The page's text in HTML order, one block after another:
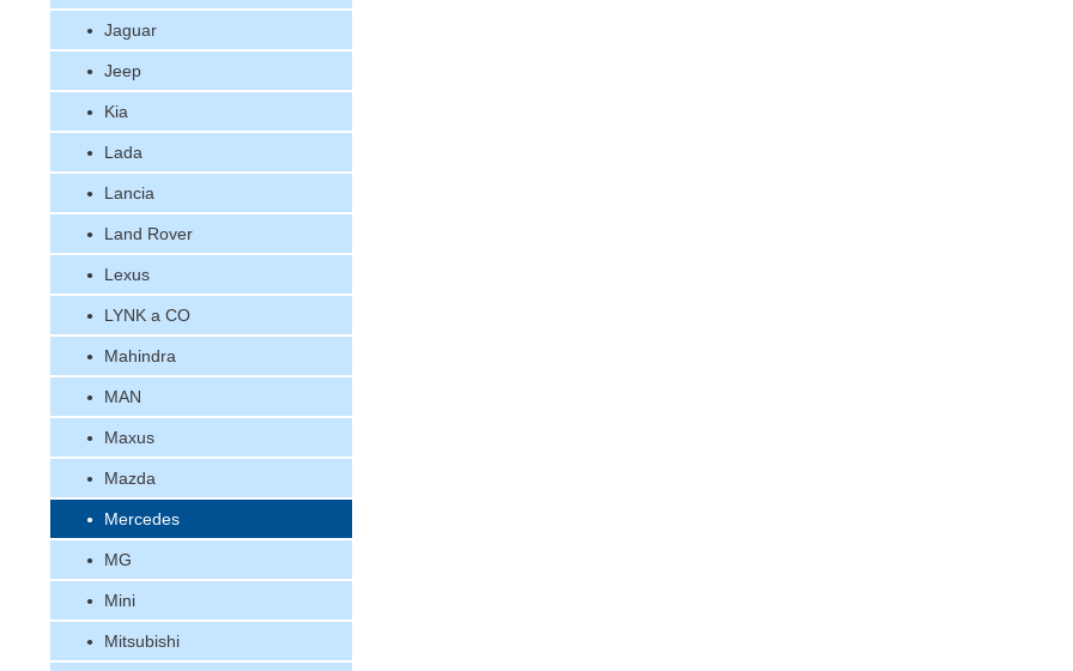
Jaguar
Jeep
Kia
Lada
Lancia
Land Rover
Lexus
LYNK a CO
Mahindra
MAN
Maxus
Mazda
Mercedes
MG
Mini
Mitsubishi